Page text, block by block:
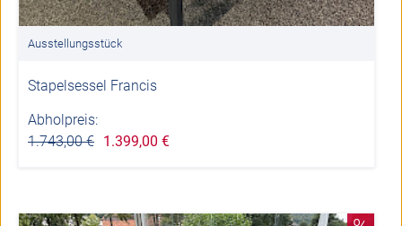
Ausstellungsstück
Stapelsessel Francis
Abholpreis:
1.743,00 € 1.399,00 €